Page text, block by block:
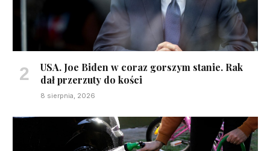
USA. Joe Biden w coraz gorszym stanie. Rak
dał przerzuty do kości
8 sierpnia, 2026